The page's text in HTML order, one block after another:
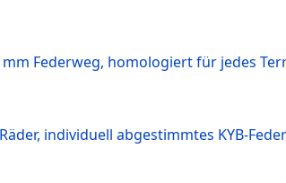
Federweg, homologiert für jedes
individuell abgestimmtes KYB-